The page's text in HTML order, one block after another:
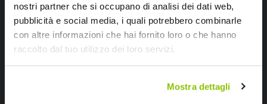
nostri partner che si occupano di analisi dei dati web,
pubblicità e social media, i quali potrebbero combinarle
con altre informazioni che hai fornito loro o che hanno
raccolto dal tuo utilizzo dei loro servizi.
Mostra dettagli
SpeedUp.it